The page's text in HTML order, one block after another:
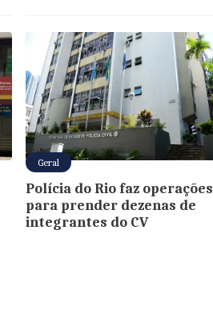
Geral
Polícia do Rio faz operações
para prender dezenas de
integrantes do CV